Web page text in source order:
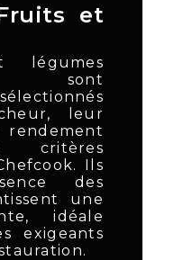
et
sont
leur
critères
Ils
des
une
idéale
exigeants